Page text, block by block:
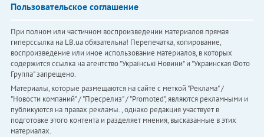
Пользовательское соглашение
При полном или частичном воспроизведении материалов прямая
гиперссылка на LB.ua обязательна! Перепечатка, копирование,
воспроизведение или иное использование материалов, в которых
содержится ссылка на агентство "Українськi Новини" и "Украинская Фото
Группа" запрещено.
Материалы, которые размещаются на сайте с меткой "Реклама" /
"Новости компаний" / "Пресрелиз" / "Promoted", являются рекламными и
публикуются на правах рекламы. , однако редакция участвует в
подготовке этого контента и разделяет мнения, высказанные в этих
материалах.